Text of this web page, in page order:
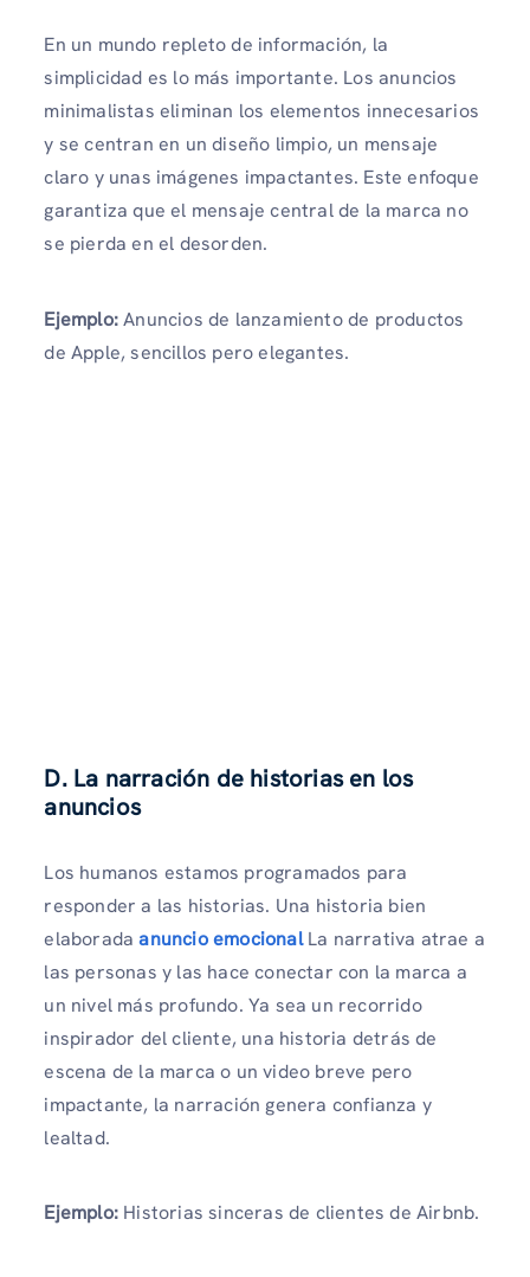
En un mundo repleto de información, la
simplicidad es lo más importante. Los anuncios
minimalistas eliminan los elementos innecesarios
y se centran en un diseño limpio, un mensaje
claro y unas imágenes impactantes. Este enfoque
garantiza que el mensaje central de la marca no
se pierda en el desorden.
Ejemplo:Anuncios de lanzamiento de productos
de Apple, sencillos pero elegantes.
D. La narración de historias en los
anuncios
Los humanos estamos programados para
responder a las historias. Una historia bien
elaboradaanuncio emocionalLa narrativa atrae a
las personas y las hace conectar con la marca a
un nivel más profundo. Ya sea un recorrido
inspirador del cliente, una historia detrás de
escena de la marca o un video breve pero
impactante, la narración genera confianza y
lealtad.
Ejemplo: Historias sinceras de clientes de Airbnb.